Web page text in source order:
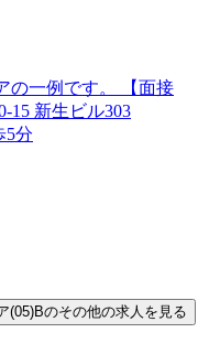
の一例です。 【面接
15 新生ビル303
5分
のその他の求人を見る